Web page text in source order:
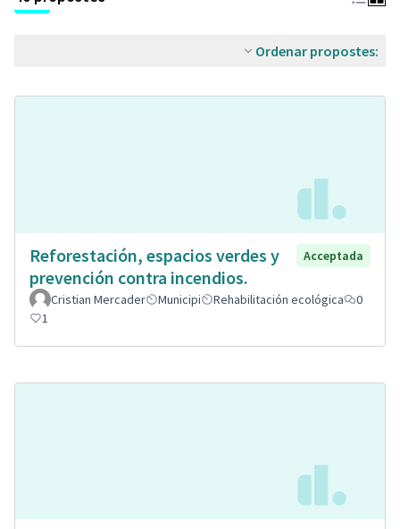
Ordenar propostes:
Reforestación, espacios verdes y
prevención contra incendios.
Acceptada
Cristian Mercader Municipi Rehabilitación ecológica
0
1